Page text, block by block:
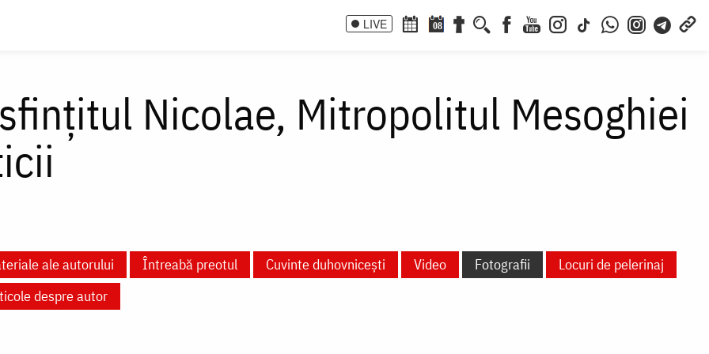
LIVE 08
Nicolae, Mitropolitul Mesoghiei
ale autorului Întreabă preotul Cuvinte duhovnicești Video Fotografii
Locuri de pelerinaj
despre autor